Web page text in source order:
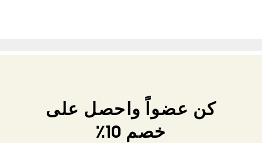
كن عضواً واحصل على
خصم 10٪